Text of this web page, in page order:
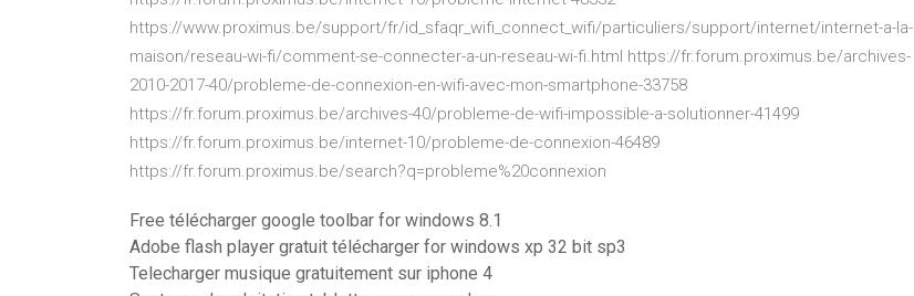
https://www.proximus.be/support/fr/id_sfaqr_wifi_connect_wifi/particuliers/support/internet/internet-a-la-
maison/reseau-wi-fi/comment-se-connecter-a-un-reseau-wi-fi.html https://fr.forum.proximus.be/archives-
2010-2017-40/probleme-de-connexion-en-wifi-avec-mon-smartphone-33758
https://fr.forum.proximus.be/archives-40/probleme-de-wifi-impossible-a-solutionner-41499
https://fr.forum.proximus.be/internet-10/probleme-de-connexion-46489
https://fr.forum.proximus.be/search?q=probleme%20connexion
Free télécharger google toolbar for windows 8.1
Adobe flash player gratuit télécharger for windows xp 32 bit sp3
Telecharger musique gratuitement sur iphone 4